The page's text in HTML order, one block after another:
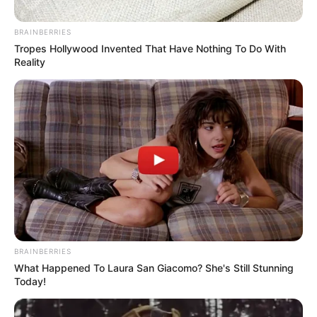
Constructora Amarilo/ Captura de pantalla
Puente artesanal en Soacha: vecinos se pusieron la 10
para unir dos comunas
Por: Cristhiam Martínez
Septiembre 9, 2025
BRAINBERRIES
Tropes Hollywood Invented That Have Nothing To Do With
Reality
BRAINBERRIES
What Happened To Laura San Giacomo? She's Still Stunning
Today!